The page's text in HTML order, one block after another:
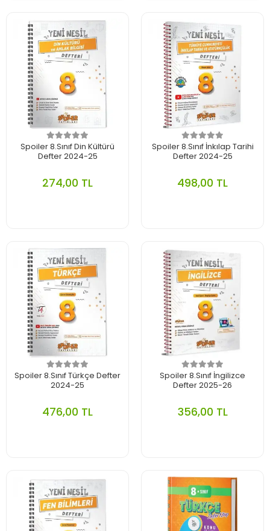
Spoiler 8.Sınıf Din Kültürü
Defter 2024-25
274,00 TL
Spoiler 8.Sınıf İnkılap Tarihi
Defter 2024-25
498,00 TL
Spoiler 8.Sınıf Türkçe Defter
2024-25
476,00 TL
Spoiler 8.Sınıf İngilizce
Defter 2025-26
356,00 TL